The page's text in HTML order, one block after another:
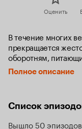
Оценить
В течение многих
прекращается
оборотням,
противостоит
уничтожать опасных
живёт с отцом и
Полное описание
Список
Вышло 50